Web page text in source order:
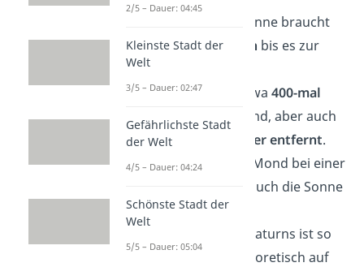
☀️ Das Licht der Sonne braucht
etwaacht Minuten bis es zur
Erde gelangt.
🌕 Die Sonne ist etwa400-mal
größer
als der Mond, aber auch
etwa 400-mal weiter entfernt.
Deshalb kann der Mond bei einer
Sonnenfinsternis auch die Sonne
überdecken.
🪐 Die Dichte des Saturns ist so
gering, dass er theoretisch auf
2/5 – Dauer: 04:45
Kleinste Stadt der
Welt
3/5 – Dauer: 02:47
Gefährlichste Stadt
der Welt
4/5 – Dauer: 04:24
Schönste Stadt der
Welt
5/5 – Dauer: 05:04